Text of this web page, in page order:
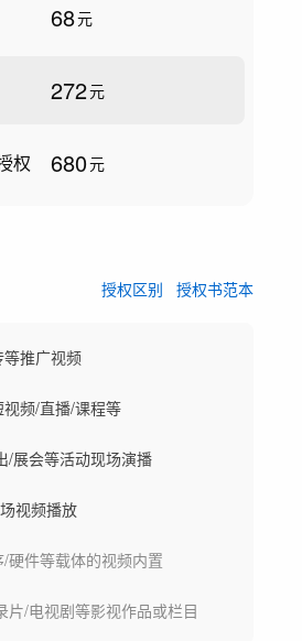
68元
272元
权 680元
授权区别 授权书范本
推广视频
频/直播/课程等
/展会等活动现场演播
视频播放
硬件等载体的视频内置
片/电视剧等影视作品或栏目